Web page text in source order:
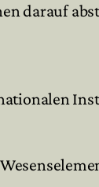
darauf